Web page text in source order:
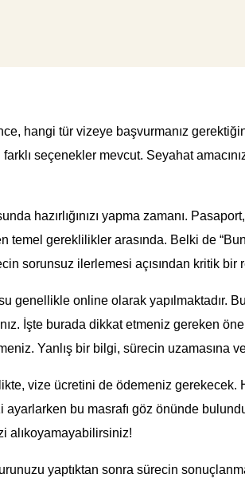
hangi tür vizeye başvurmanız
seçenekler mevcut. Seyahat
hazırlığınızı yapma zamanı.
temel gereklilikler arasında. Belki de
sorunsuz ilerlemesi açısından kritik bir
genellikle online olarak yapılmaktadır.
İşte burada dikkat etmeniz gereken
Yanlış bir bilgi, sürecin uzamasına
vize ücretini de ödemeniz gerekecek.
bu masrafı göz önünde
alıkoyamayabilirsiniz!
yaptıktan sonra sürecin